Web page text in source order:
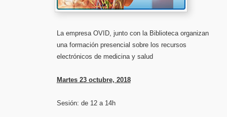
La empresa OVID, junto con la Biblioteca organizan
una formación presencial sobre los recursos
electrónicos de medicina y salud
Martes 23 octubre, 2018
Sesión: de 12 a 14h